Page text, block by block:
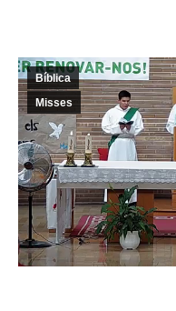
Bíblica
Misses